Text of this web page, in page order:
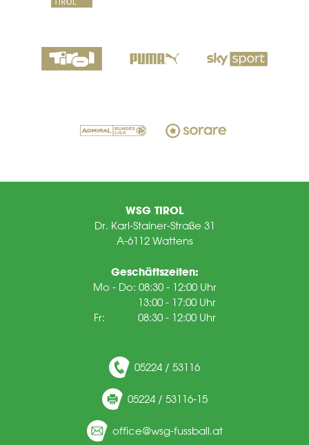
WSG TIROL
Dr. Karl-Stainer-Straße 31
A-6112 Wattens
Geschäftszeiten:
Mo - Do: 08:30 - 12:00 Uhr
13:00 - 17:00 Uhr
Fr: 08:30 - 12:00 Uhr
05224 / 53116
05224 / 53116-15
ffc wsg-f ssb ll t